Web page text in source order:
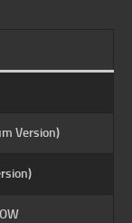
Version)